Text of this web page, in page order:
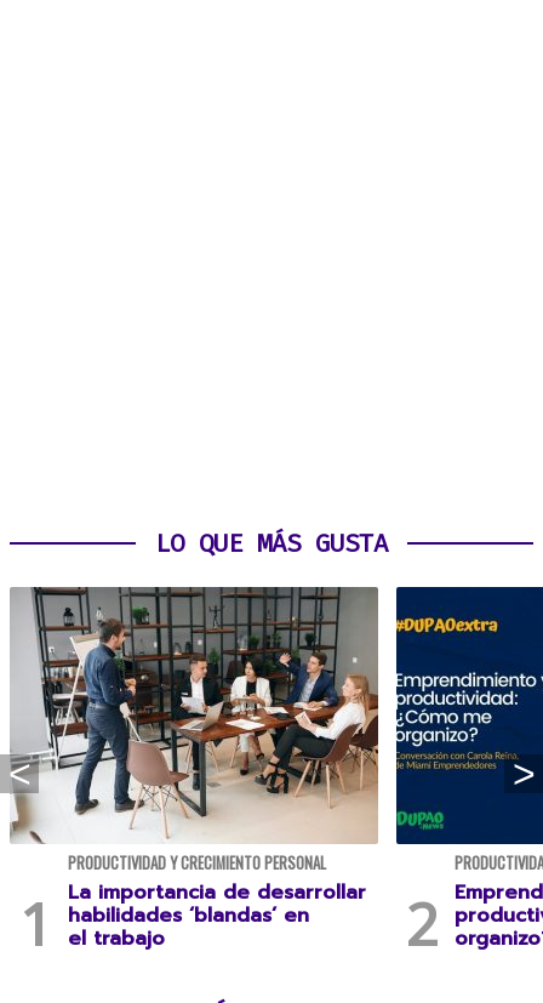
LO QUE MÁS GUSTA
PRODUCTIVIDAD Y CRECIMIENTO PERSONAL
La importancia de desarrollar
habilidades ‘blandas’ en
el trabajo